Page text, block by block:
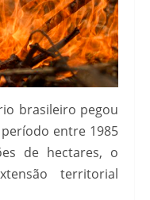
brasileiro pegou
entre 1985
de hectares, o
territorial